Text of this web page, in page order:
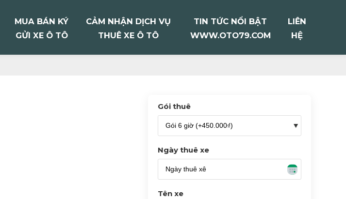
MUA BÁN KÝ
GỬI XE Ô TÔ
CẢM NHẬN DỊCH VỤ
THUÊ XE Ô TÔ
TIN TỨC NỔI BẬT
WWW.OTO79.COM
LIÊN
HỆ
Gói thuê
Ngày thuê xe
Tên xe